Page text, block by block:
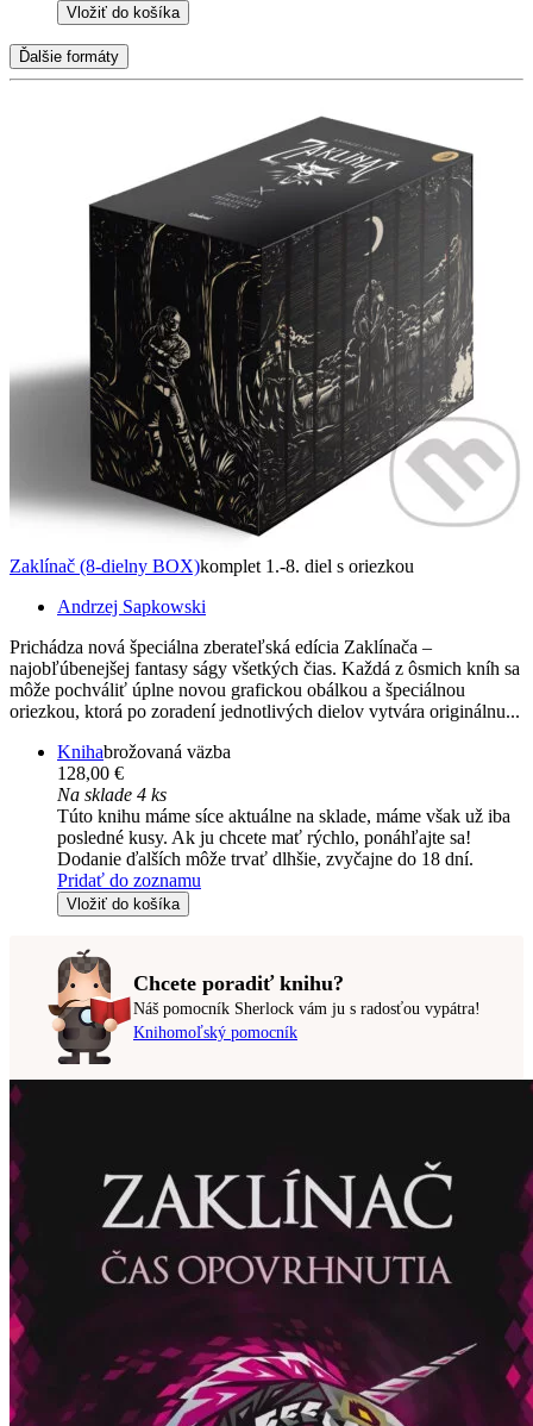
Vložiť do košíka
Ďalšie formáty
Zaklínač (8-dielny BOX)komplet 1.-8. diel s oriezkou
Andrzej Sapkowski
Prichádza nová špeciálna zberateľská edícia Zaklínača –
najobľúbenejšej fantasy ságy všetkých čias. Každá z ôsmich kníh sa
môže pochváliť úplne novou grafickou obálkou a špeciálnou
oriezkou, ktorá po zoradení jednotlivých dielov vytvára originálnu...
Knihabrožovaná väzba
128,00 €
Na sklade 4 ks
Túto knihu máme síce aktuálne na sklade, máme však už iba
posledné kusy. Ak ju chcete mať rýchlo, ponáhľajte sa!
Dodanie ďalších môže trvať dlhšie, zvyčajne do 18 dní.
Pridať do zoznamu
Vložiť do košíka
Chcete poradiť knihu?
Náš pomocník Sherlock vám ju s radosťou vypátra!
Knihomoľský pomocník